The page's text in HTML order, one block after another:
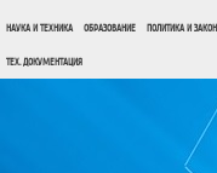
НАУКА И ТЕХНИКА ОБРАЗОВАНИЕ ПОЛИТИКА И ЗАКОН
ТЕХ. ДОКУМЕНТАЦИЯ